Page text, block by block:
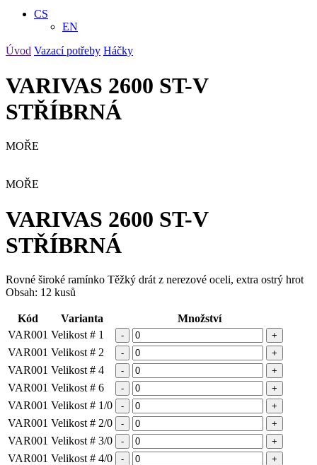
CS
EN
Úvod Vazací potřeby Háčky
VARIVAS 2600 ST-V
STŘÍBRNÁ
MOŘE
MOŘE
VARIVAS 2600 ST-V
STŘÍBRNÁ
Rovné široké ramínko Těžký drát z nerezové oceli, extra ostrý hrot
Obsah: 12 kusů
Kód Varianta
Množství
VAR001 Velikost # 1 - +
VAR001 Velikost # 2 - +
VAR001 Velikost # 4 - +
VAR001 Velikost # 6 - +
VAR001 Velikost # 1/0 - +
VAR001 Velikost # 2/0 - +
VAR001 Velikost # 3/0 - +
VAR001 Velikost # 4/0 - +